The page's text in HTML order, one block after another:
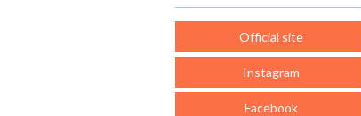
Official site
Instagram
Facebook